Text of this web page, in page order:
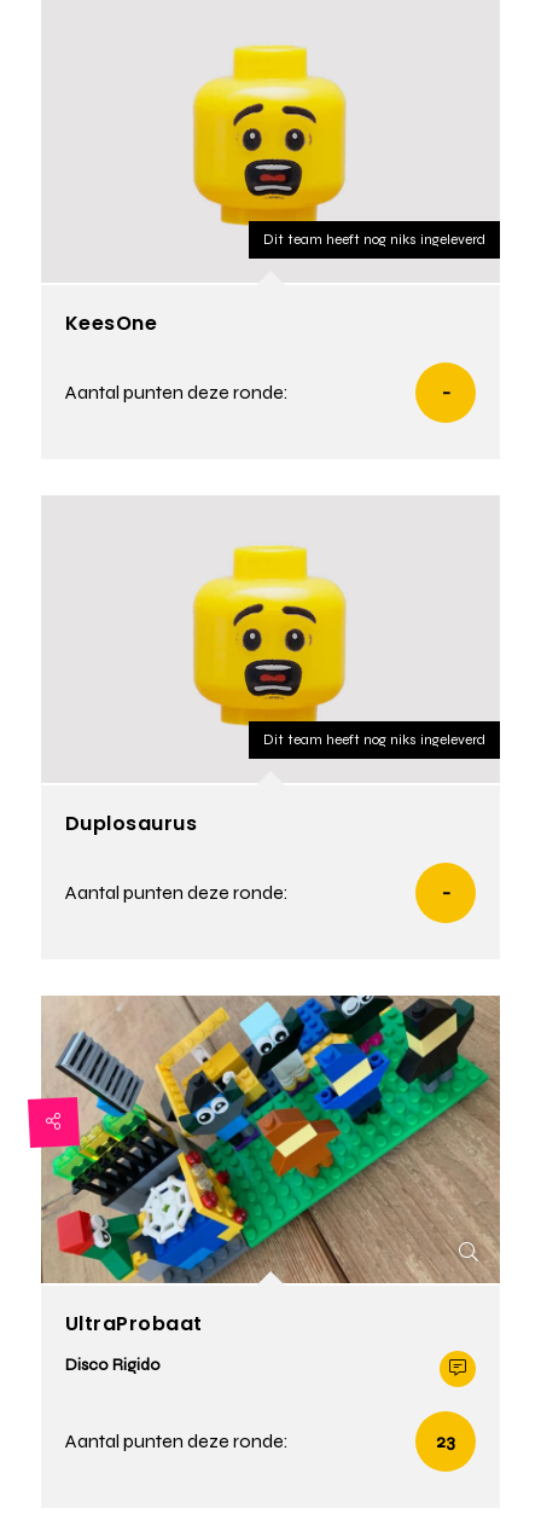
Dit team heeft nog niks ingeleverd
KeesOne
Aantal punten deze ronde: -
Dit team heeft nog niks ingeleverd
Duplosaurus
Aantal punten deze ronde: -
UltraProbaat
Disco Rigido
Aantal punten deze ronde: 23